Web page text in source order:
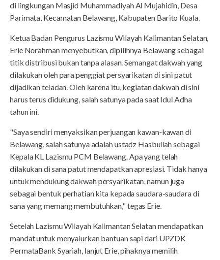
di lingkungan Masjid Muhammadiyah Al Mujahidin, Desa
Parimata, Kecamatan Belawang, Kabupaten Barito Kuala.
Ketua Badan Pengurus Lazismu Wilayah Kalimantan Selatan,
Erie Norahman menyebutkan, dipilihnya Belawang sebagai
titik distribusi bukan tanpa alasan. Semangat dakwah yang
dilakukan oleh para penggiat persyarikatan di sini patut
dijadikan teladan. Oleh karena itu, kegiatan dakwah di sini
harus terus didukung, salah satunya pada saat Idul Adha
tahun ini.
"Saya sendiri menyaksikan perjuangan kawan-kawan di
Belawang, salah satunya adalah ustadz Hasbullah sebagai
Kepala KL Lazismu PCM Belawang. Apa yang telah
dilakukan di sana patut mendapatkan apresiasi. Tidak hanya
untuk mendukung dakwah persyarikatan, namun juga
sebagai bentuk perhatian kita kepada saudara-saudara di
sana yang memang membutuhkan," tegas Erie.
Setelah Lazismu Wilayah Kalimantan Selatan mendapatkan
mandat untuk menyalurkan bantuan sapi dari UPZDK
PermataBank Syariah, lanjut Erie, pihaknya memilih